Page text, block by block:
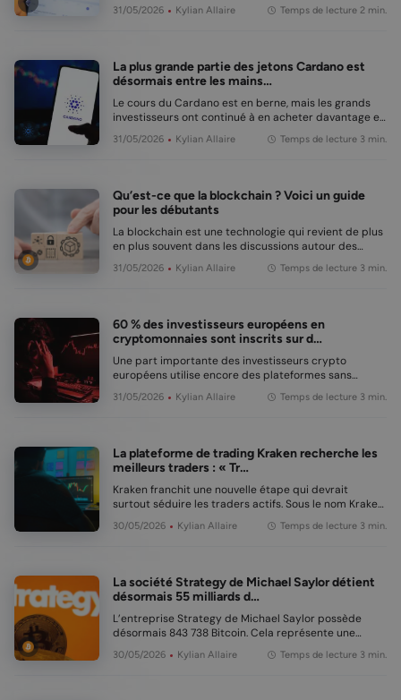
nouvelle vague de ventes s’accentuent en raison
31/05/2026 Kylian Allaire Temps de lecture 2 min.
La plus grande partie des jetons Cardano est
désormais entre les mains…
Le cours du Cardano est en berne, mais les grands
investisseurs ont continué à en acheter davantage et
pièces. Pourtant, les analystes semblent moins
31/05/2026 Kylian Allaire Temps de lecture 3 min.
Qu’est-ce que la blockchain ? Voici un guide
pour les débutants
La blockchain est une technologie qui revient de plus
en plus souvent dans les discussions autour des
l’innovation. Mais qu’est-ce que c’est exactement ?
31/05/2026 Kylian Allaire Temps de lecture 3 min.
60 % des investisseurs européens en
cryptomonnaies sont inscrits sur d…
Une part importante des investisseurs crypto
européens utilise encore des plateformes sans
nouvelle étude menée par OKX. Selon ces données, 41
31/05/2026 Kylian Allaire Temps de lecture 3 min.
La plateforme de trading Kraken recherche les
meilleurs traders : « Tr…
Kraken franchit une nouvelle étape qui devrait
surtout séduire les traders actifs. Sous le nom Kraken
trading, permettant aux utilisateurs de trader avec
30/05/2026 Kylian Allaire Temps de lecture 3 min.
La société Strategy de Michael Saylor détient
désormais 55 milliards d…
L’entreprise Strategy de Michael Saylor possède
désormais 843 738 Bitcoin. Cela représente une
Strategy détient désormais près de 4 % de tous les
30/05/2026 Kylian Allaire Temps de lecture 3 min.